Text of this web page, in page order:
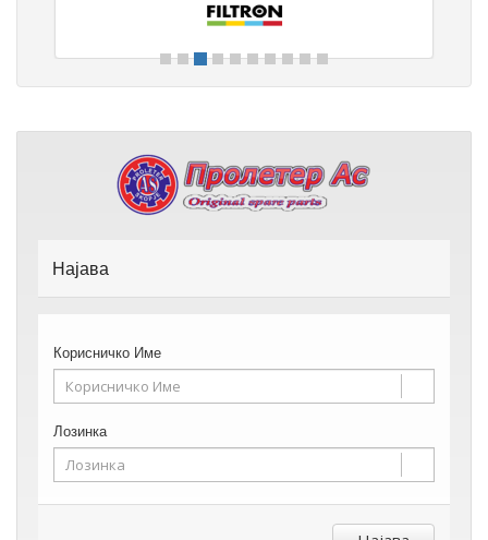
Најава
Корисничко Име
Лозинка